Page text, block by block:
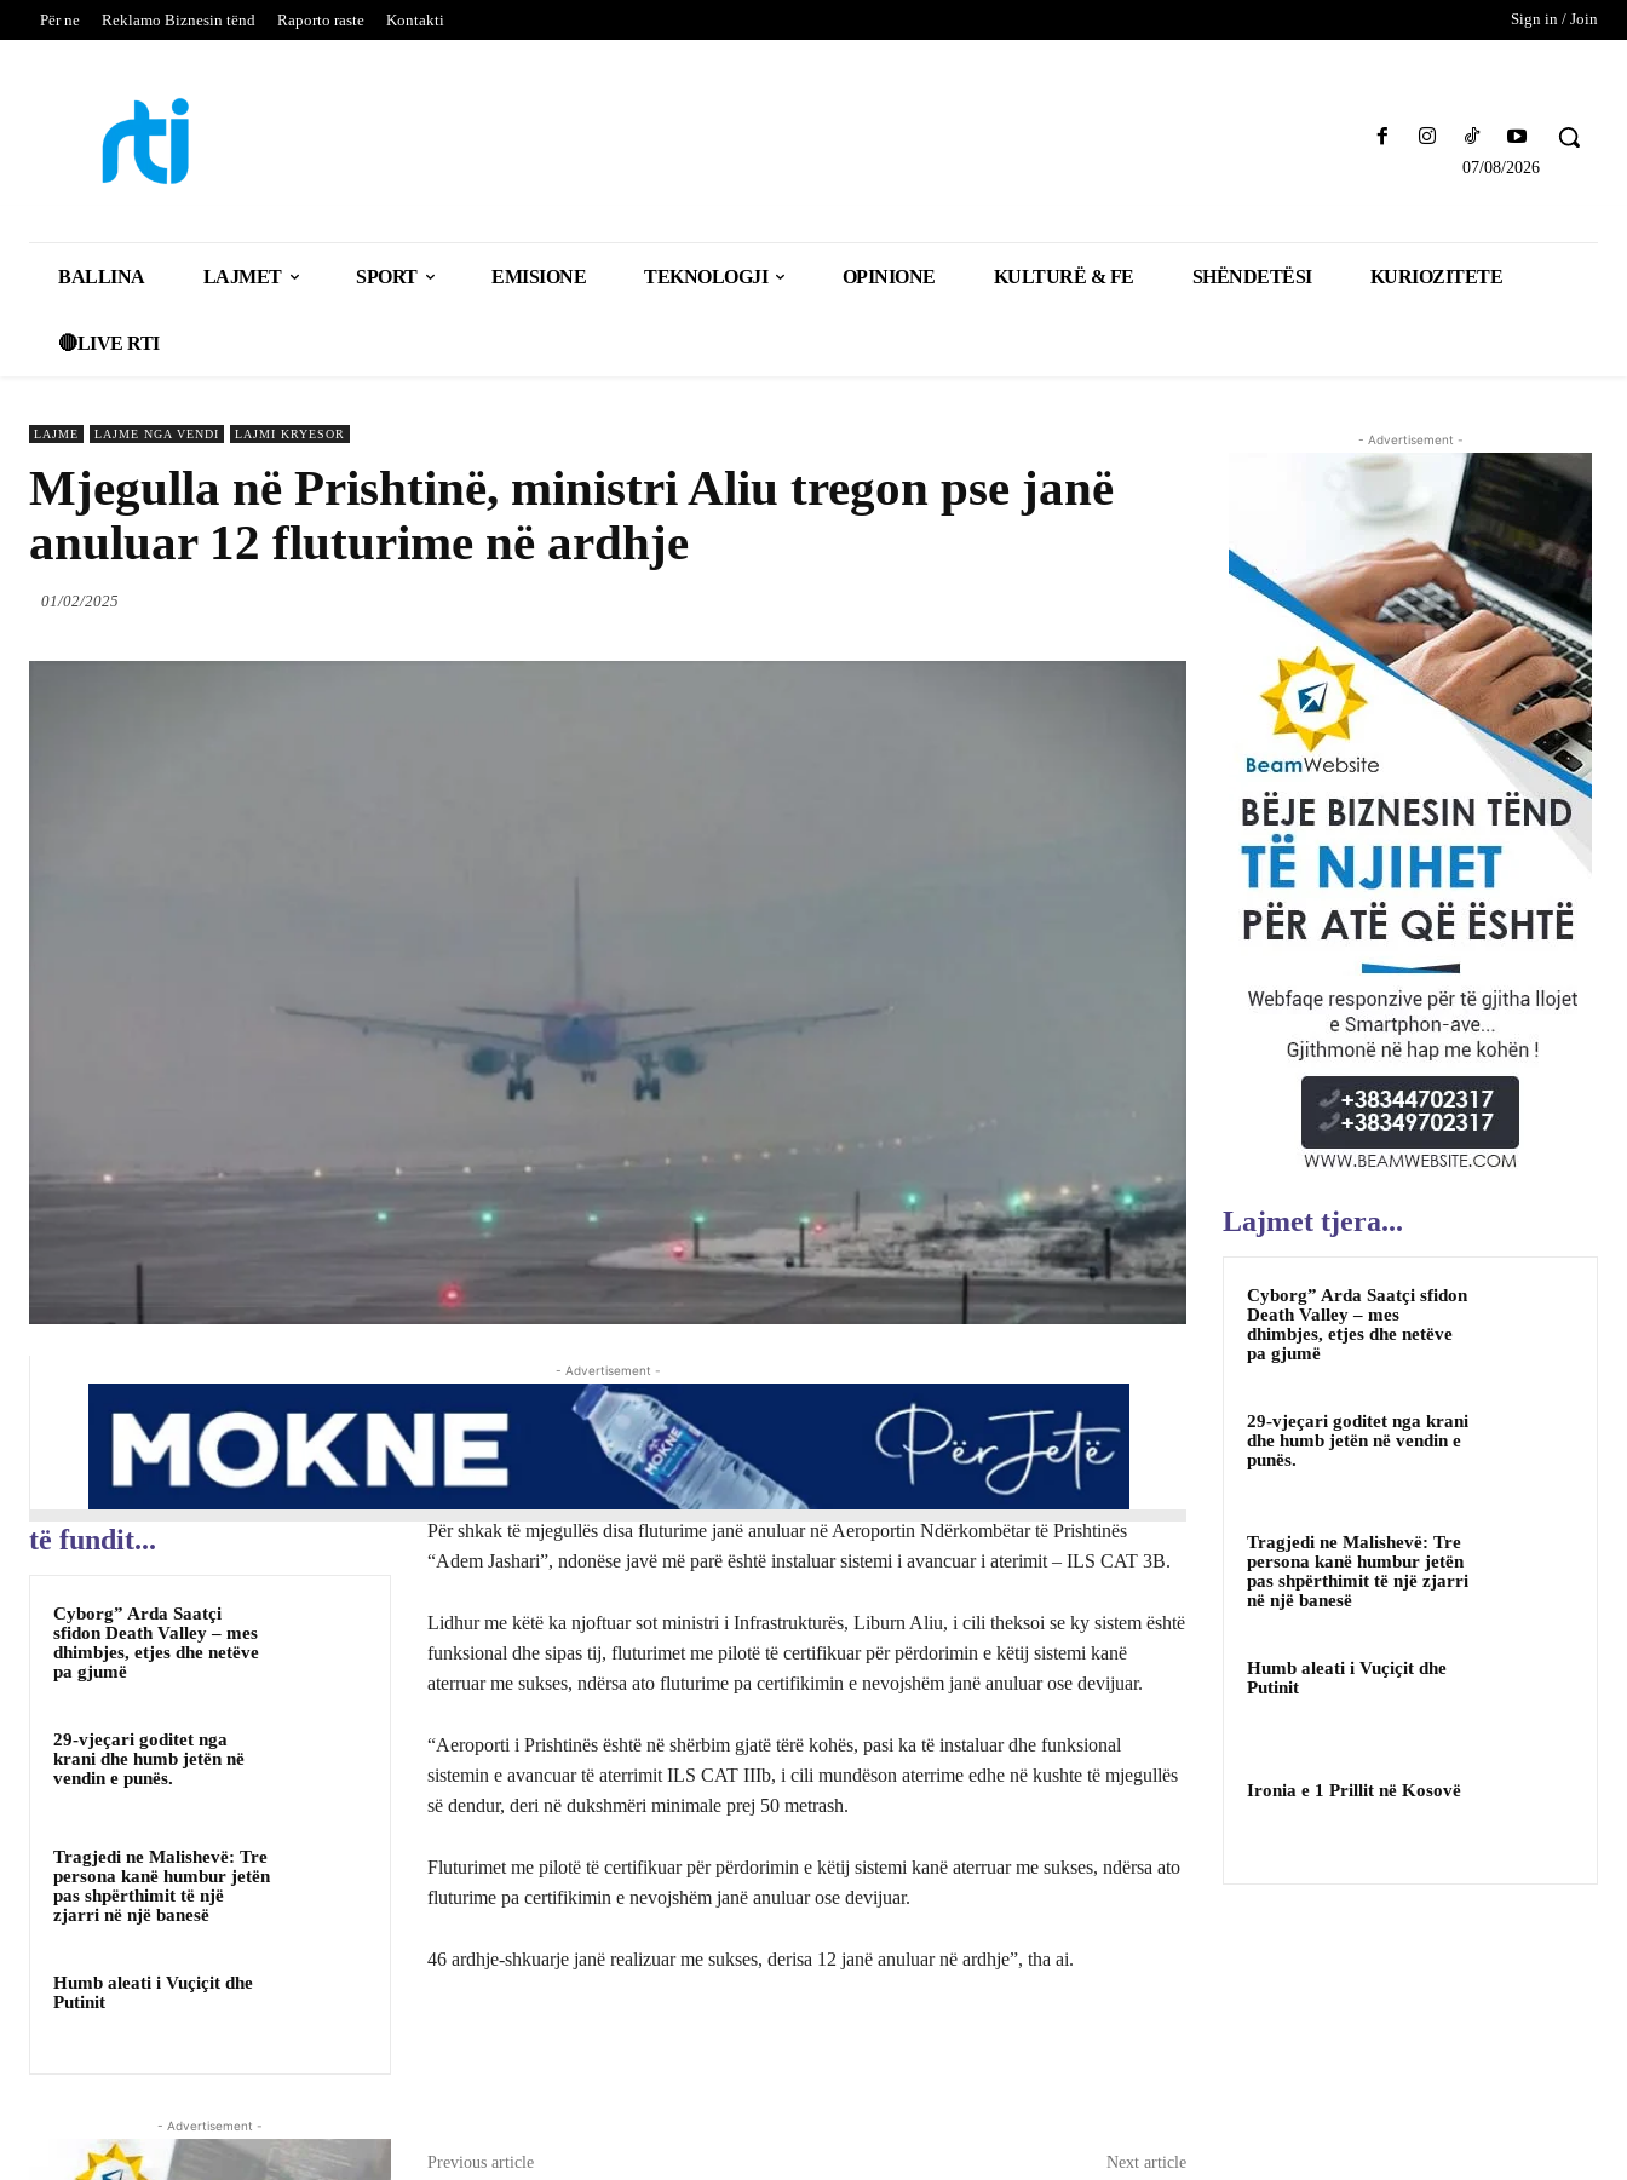
Për ne Reklamo Biznesin tënd Raporto raste Kontakti Sign in / Join
07/08/2026
BALLINA LAJMET SPORT EMISIONE TEKNOLOGJI OPINIONE KULTURË & FE SHËNDETËSI KURIOZITETE
🔴LIVE RTI
LAJME LAJME NGA VENDI LAJMI KRYESOR
Mjegulla në Prishtinë, ministri Aliu tregon pse janë
anuluar 12 fluturime në ardhje
01/02/2025
- Advertisement -
të fundit...
Cyborg” Arda Saatçi
sfidon Death Valley – mes
dhimbjes, etjes dhe netëve
pa gjumë
29-vjeçari goditet nga
krani dhe humb jetën në
vendin e punës.
Tragjedi ne Malishevë: Tre
persona kanë humbur jetën
pas shpërthimit të një
zjarri në një banesë
Humb aleati i Vuçiçit dhe
Putinit
- Advertisement -
Për shkak të mjegullës disa fluturime janë anuluar në Aeroportin Ndërkombëtar të Prishtinës
“Adem Jashari”, ndonëse javë më parë është instaluar sistemi i avancuar i aterimit – ILS CAT 3B.
Lidhur me këtë ka njoftuar sot ministri i Infrastrukturës, Liburn Aliu, i cili theksoi se ky sistem është
funksional dhe sipas tij, fluturimet me pilotë të certifikuar për përdorimin e këtij sistemi kanë
aterruar me sukses, ndërsa ato fluturime pa certifikimin e nevojshëm janë anuluar ose devijuar.
“Aeroporti i Prishtinës është në shërbim gjatë tërë kohës, pasi ka të instaluar dhe funksional
sistemin e avancuar të aterrimit ILS CAT IIIb, i cili mundëson aterrime edhe në kushte të mjegullës
së dendur, deri në dukshmëri minimale prej 50 metrash.
Fluturimet me pilotë të certifikuar për përdorimin e këtij sistemi kanë aterruar me sukses, ndërsa ato
fluturime pa certifikimin e nevojshëm janë anuluar ose devijuar.
46 ardhje-shkuarje janë realizuar me sukses, derisa 12 janë anuluar në ardhje”, tha ai.
Previous article Next article
- Advertisement -
Lajmet tjera...
Cyborg” Arda Saatçi sfidon
Death Valley – mes
dhimbjes, etjes dhe netëve
pa gjumë
29-vjeçari goditet nga krani
dhe humb jetën në vendin e
punës.
Tragjedi ne Malishevë: Tre
persona kanë humbur jetën
pas shpërthimit të një zjarri
në një banesë
Humb aleati i Vuçiçit dhe
Putinit
Ironia e 1 Prillit në Kosovë